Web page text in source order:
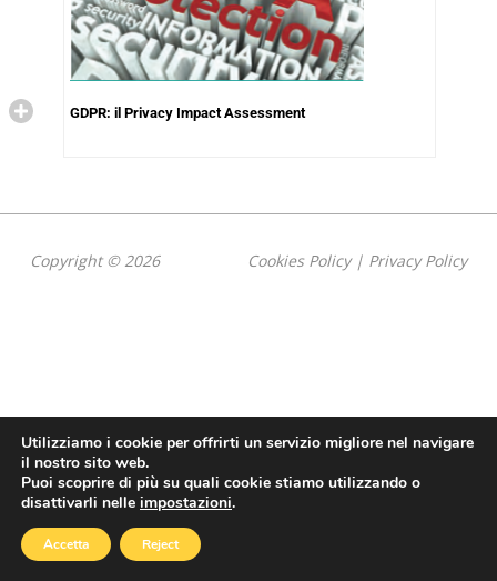
GDPR: il Privacy Impact Assessment
Copyright © 2026 Cookies Policy| Privacy Policy
Utilizziamo i cookie per offrirti un servizio migliore nel navigare
il nostro sito web.
Puoi scoprire di più su quali cookie stiamo utilizzando o
disattivarli nelle impostazioni.
Accetta Reject